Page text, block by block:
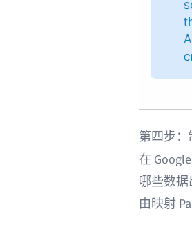
第四步：
在
哪些数
由映射